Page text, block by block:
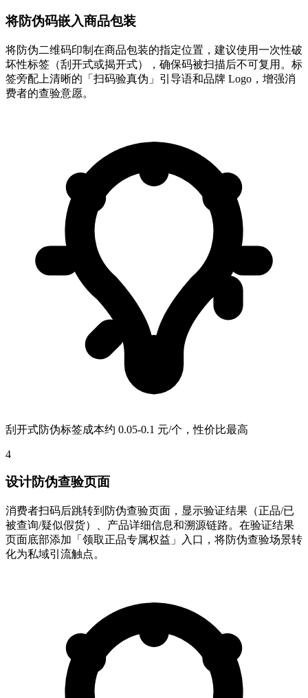
将防伪码嵌入商品包装
将防伪二维码印制在商品包装的指定位置，建议使用一次性破
坏性标签（刮开式或揭开式），确保码被扫描后不可复用。标
签旁配上清晰的「扫码验真伪」引导语和品牌 Logo，增强消
费者的查验意愿。
刮开式防伪标签成本约 0.05-0.1 元/个，性价比最高
4
设计防伪查验页面
消费者扫码后跳转到防伪查验页面，显示验证结果（正品/已
被查询/疑似假货）、产品详细信息和溯源链路。在验证结果
页面底部添加「领取正品专属权益」入口，将防伪查验场景转
化为私域引流触点。